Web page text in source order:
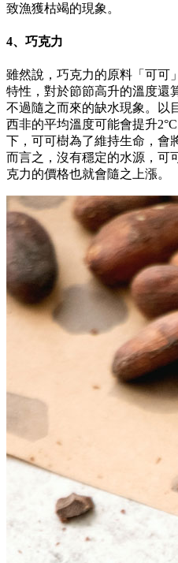
致漁獲枯竭的現象。
4、巧克力
雖然說，巧克力的原料「可可
特性，對於節節高升的溫度還
不過隨之而來的缺水現象。以
西非的平均溫度可能會提升
下，可可樹為了維持生命，會
而言之，沒有穩定的水源，可
克力的價格也就會隨之上漲。